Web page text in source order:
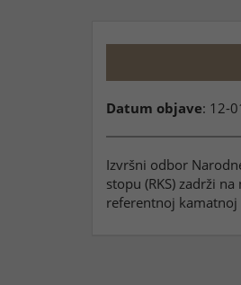
Datum objave: 12-
Izvršni odbor
stopu (RKS) zadrži
referentnoj kamatnoj